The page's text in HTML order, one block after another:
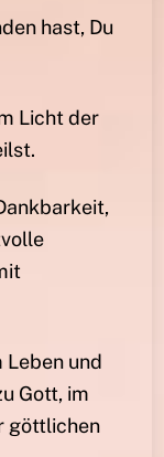
hast, Du
Licht der
Leben und
Gott, im
göttlichen